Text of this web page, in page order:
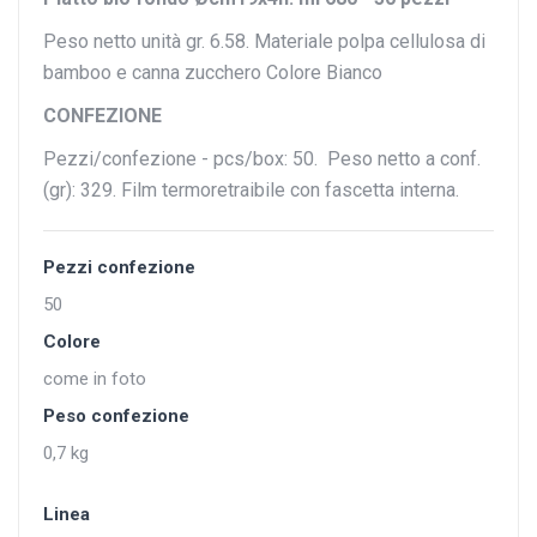
Peso netto unità gr. 6.58. Materiale polpa cellulosa di
bamboo e canna zucchero Colore Bianco
CONFEZIONE
Pezzi/confezione - pcs/box: 50. Peso netto a conf.
(gr): 329. Film termoretraibile con fascetta interna.
Pezzi confezione
50
Colore
come in foto
Peso confezione
0,7 kg
Linea